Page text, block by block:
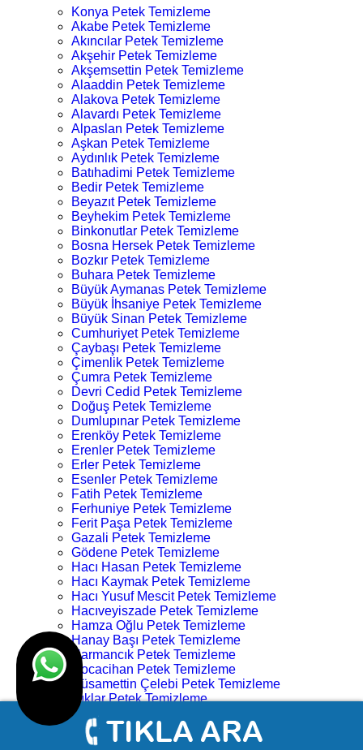
Konya Petek Temizleme
Akabe Petek Temizleme
Akıncılar Petek Temizleme
Akşehir Petek Temizleme
Akşemsettin Petek Temizleme
Alaaddin Petek Temizleme
Alakova Petek Temizleme
Alavardı Petek Temizleme
Alpaslan Petek Temizleme
Aşkan Petek Temizleme
Aydınlık Petek Temizleme
Batıhadimi Petek Temizleme
Bedir Petek Temizleme
Beyazıt Petek Temizleme
Beyhekim Petek Temizleme
Binkonutlar Petek Temizleme
Bosna Hersek Petek Temizleme
Bozkır Petek Temizleme
Buhara Petek Temizleme
Büyük Aymanas Petek Temizleme
Büyük İhsaniye Petek Temizleme
Büyük Sinan Petek Temizleme
Cumhuriyet Petek Temizleme
Çaybaşı Petek Temizleme
Çimenlik Petek Temizleme
Çumra Petek Temizleme
Devri Cedid Petek Temizleme
Doğuş Petek Temizleme
Dumlupınar Petek Temizleme
Erenköy Petek Temizleme
Erenler Petek Temizleme
Erler Petek Temizleme
Esenler Petek Temizleme
Fatih Petek Temizleme
Ferhuniye Petek Temizleme
Ferit Paşa Petek Temizleme
Gazali Petek Temizleme
Gödene Petek Temizleme
Hacı Hasan Petek Temizleme
Hacı Kaymak Petek Temizleme
Hacı Yusuf Mescit Petek Temizleme
Hacıveyiszade Petek Temizleme
Hamza Oğlu Petek Temizleme
Hanay Başı Petek Temizleme
Harmancık Petek Temizleme
Hocacihan Petek Temizleme
Hüsamettin Çelebi Petek Temizleme
Işıklar Petek Temizleme
İhsaniye Petek Temizleme
İstiklal Petek Temizleme
Kampüs Petek Temizleme